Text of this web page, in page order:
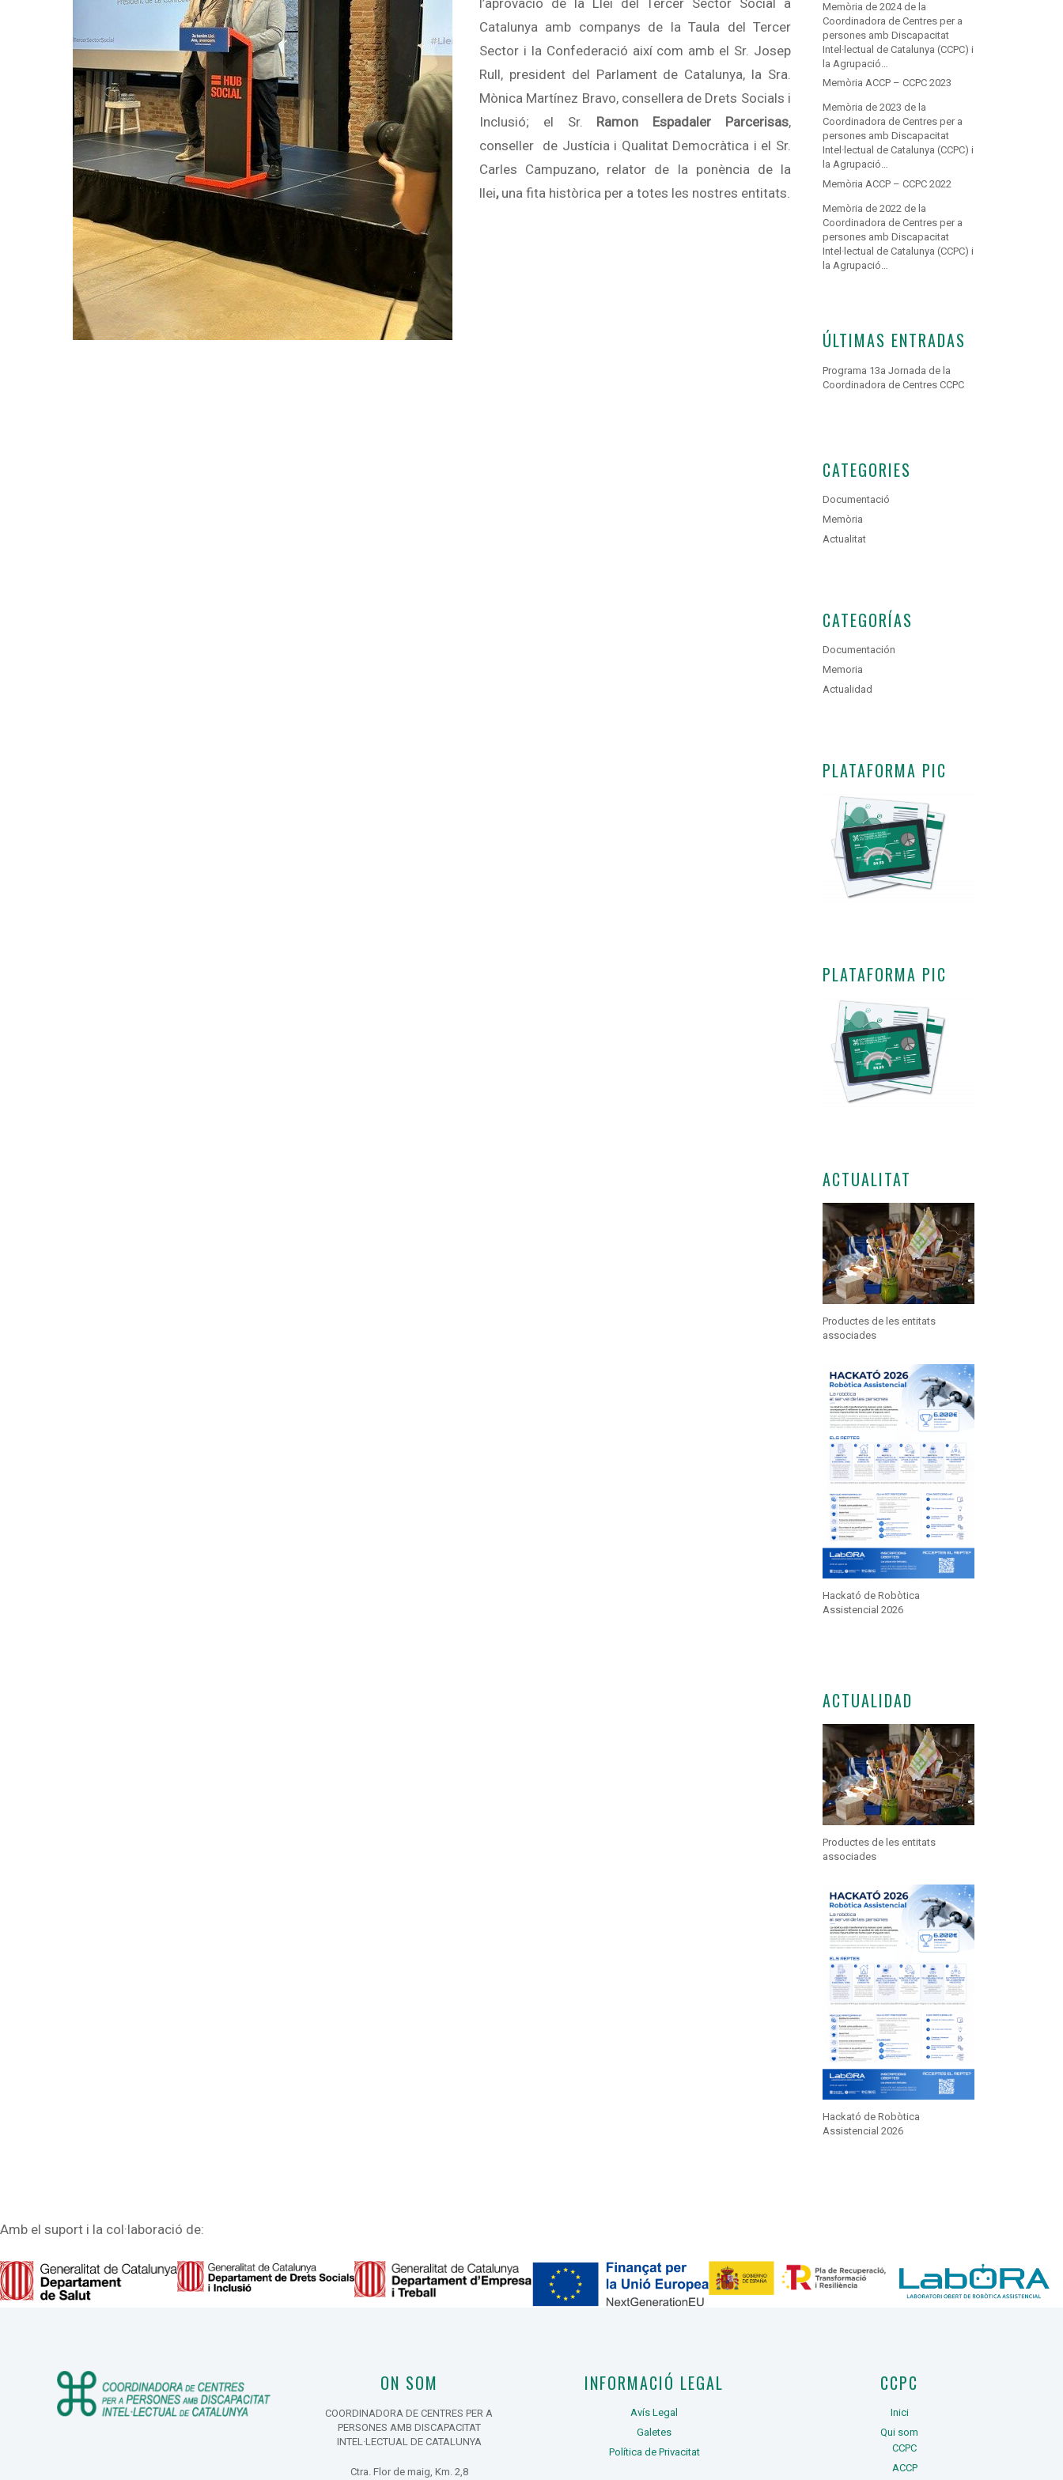
l’aprovació de la Llei del Tercer Sector Social a
Catalunya amb companys de la Taula del Tercer
Sector i la Confederació així com amb el Sr. Josep
Rull, president del Parlament de Catalunya, la Sra.
Mònica Martínez Bravo, consellera de Drets Socials i
Inclusió; el Sr. Ramon Espadaler Parcerisas,
conseller de Justícia i Qualitat Democràtica i el Sr.
Carles Campuzano, relator de la ponència de la
llei, una fita històrica per a totes les nostres entitats.
Memòria de 2024 de la
Coordinadora de Centres per a
persones amb Discapacitat
Intel·lectual de Catalunya (CCPC) i
la Agrupació…
Memòria ACCP – CCPC 2023
Memòria de 2023 de la
Coordinadora de Centres per a
persones amb Discapacitat
Intel·lectual de Catalunya (CCPC) i
la Agrupació…
Memòria ACCP – CCPC 2022
Memòria de 2022 de la
Coordinadora de Centres per a
persones amb Discapacitat
Intel·lectual de Catalunya (CCPC) i
la Agrupació…
ÚLTIMAS ENTRADAS
Programa 13a Jornada de la
Coordinadora de Centres CCPC
CATEGORIES
Documentació
Memòria
Actualitat
CATEGORÍAS
Documentación
Memoria
Actualidad
PLATAFORMA PIC
PLATAFORMA PIC
ACTUALITAT
Productes de les entitats
associades
Hackató de Robòtica
Assistencial 2026
ACTUALIDAD
Productes de les entitats
associades
Hackató de Robòtica
Assistencial 2026
Amb el suport i la col·laboració de:
ON SOM
COORDINADORA DE CENTRES PER A
PERSONES AMB DISCAPACITAT
INTEL·LECTUAL DE CATALUNYA
Ctra. Flor de maig, Km. 2,8
INFORMACIÓ LEGAL
Avís Legal
Galetes
Política de Privacitat
CCPC
Inici
Qui som
CCPC
ACCP